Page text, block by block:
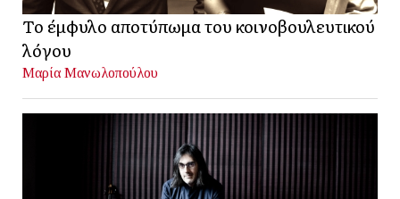
Το έμφυλο αποτύπωμα του κοινοβουλευτικού
λόγου
Μαρία Μανωλοπούλου